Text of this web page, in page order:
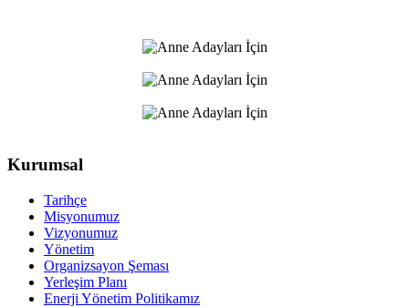
Kurumsal
Tarihçe
Misyonumuz
Vizyonumuz
Yönetim
Organizsayon Şeması
Yerleşim Planı
Enerji Yönetim Politikamız